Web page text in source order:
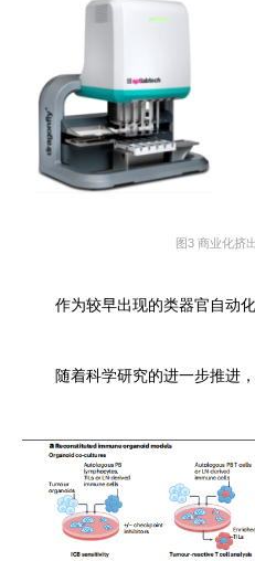
图3 商业化挤
随着科学研究的进一步推进